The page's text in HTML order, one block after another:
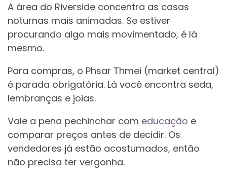
A área do Riverside concentra as casas
noturnas mais animadas. Se estiver
procurando algo mais movimentado, é lá
mesmo.
Para compras, o Phsar Thmei (market central)
é parada obrigatória. Lá você encontra seda,
lembranças e joias.
Vale a pena pechinchar com educação e
comparar preços antes de decidir. Os
vendedores já estão acostumados, então
não precisa ter vergonha.